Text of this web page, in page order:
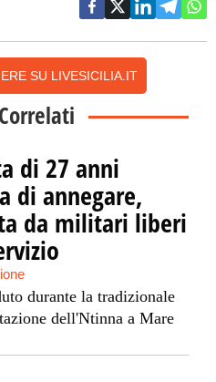
SU LIVESICILIA.IT
di 27 anni
di annegare,
da militari liberi
durante la tradizionale
dell'Ntinna a Mare